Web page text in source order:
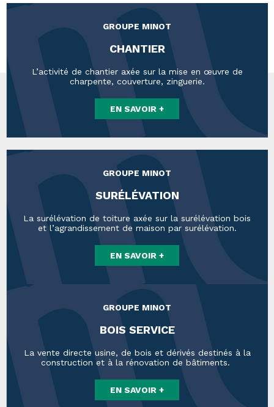
GROUPE MINOT
CHANTIER
L’activité de chantier axée sur la mise en œuvre de
charpente, couverture, zinguerie.
EN SAVOIR +
GROUPE MINOT
SURÉLÉVATION
La surélévation de toiture axée sur la surélévation bois
et l’agrandissement de maison par surélévation.
EN SAVOIR +
GROUPE MINOT
BOIS SERVICE
La vente directe usine, de bois et dérivés destinés à la
construction et à la rénovation de bâtiments.
EN SAVOIR +